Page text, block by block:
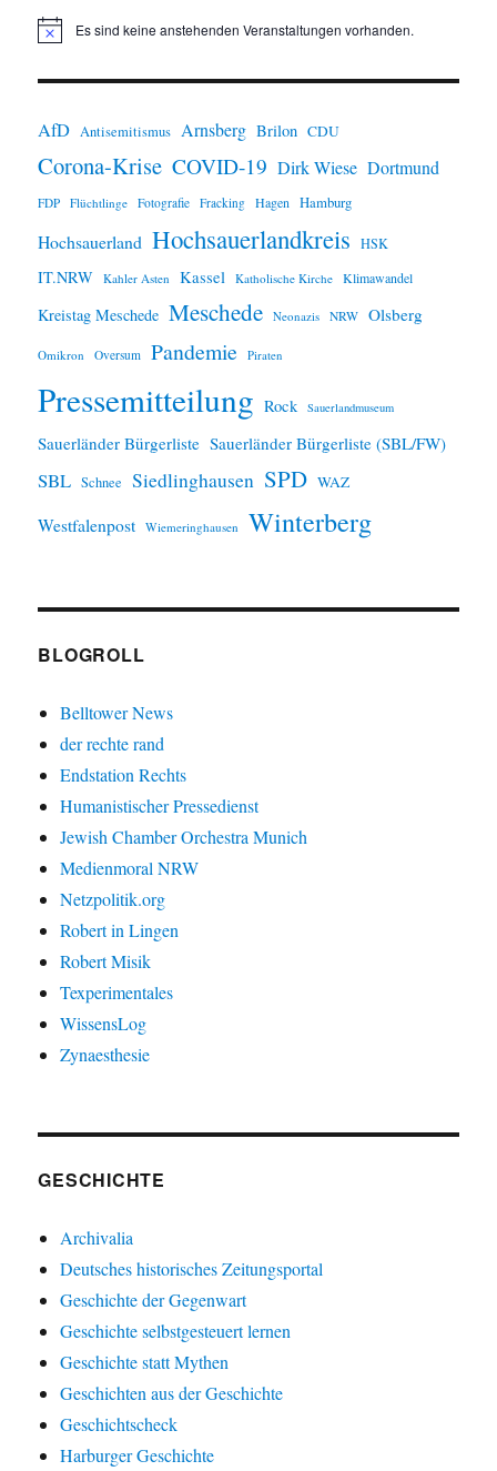
H
w
s
Es sind keine anstehenden Veranstaltungen vorhanden.
AfD Antisemitismus Arnsberg Brilon CDU
Corona-Krise COVID-19 Dirk Wiese Dortmund
FDP Flüchtlinge Fotografie Fracking Hagen Hamburg
Hochsauerland Hochsauerlandkreis HSK
IT.NRW Kahler Asten Kassel Katholische Kirche Klimawandel
Kreistag Meschede Meschede Neonazis NRW Olsberg
Omikron Oversum Pandemie Piraten
Pressemitteilung Rock Sauerlandmuseum
Sauerländer Bürgerliste Sauerländer Bürgerliste (SBL/FW)
SBL Schnee Siedlinghausen SPD WAZ
Westfalenpost Wiemeringhausen Winterberg
BLOGROLL
Belltower News
der rechte rand
Endstation Rechts
Humanistischer Pressedienst
Jewish Chamber Orchestra Munich
Medienmoral NRW
Netzpolitik.org
Robert in Lingen
Robert Misik
Texperimentales
WissensLog
Zynaesthesie
GESCHICHTE
Archivalia
Deutsches historisches Zeitungsportal
Geschichte der Gegenwart
Geschichte selbstgesteuert lernen
Geschichte statt Mythen
Geschichten aus der Geschichte
Geschichtscheck
Harburger Geschichte